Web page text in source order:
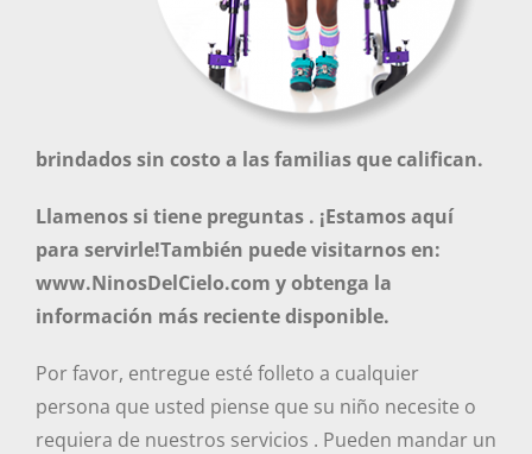
brindados sin costo a las familias que califican.
Llamenos si tiene preguntas . ¡Estamos aquí
para servirle!También puede visitarnos en:
www.NinosDelCielo.com y obtenga la
información más reciente disponible.
Por favor, entregue esté folleto a cualquier
persona que usted piense que su niño necesite o
requiera de nuestros servicios . Pueden mandar un